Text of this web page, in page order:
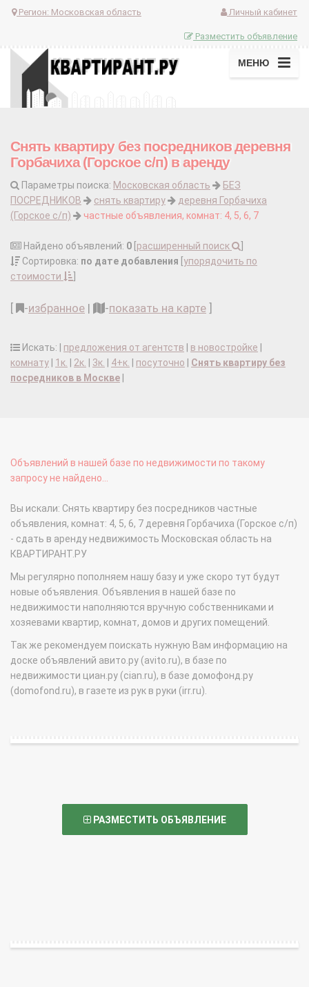
Регион: Московская область Личный кабинет
Разместить объявление
МЕНЮ
Снять квартиру без посредников деревня
Горбачиха (Горское с/п) в аренду
Параметры поиска: Московская область
БЕЗ
ПОСРЕДНИКОВ
снять квартиру
деревня Горбачиха
(Горское с/п)
частные объявления, комнат: 4, 5, 6, 7
Найдено объявлений: 0 расширенный поиск
Сортировка: по дате добавления упорядочить по
стоимости
-избранное | -показать на карте
Искать: | предложения от агентств в новостройке
комнату
1к. 2к. 3к. 4+к. посуточно
Снять квартиру без
посредников в Москве
Объявлений в нашей базе по недвижимости по такому
запросу не найдено...
Вы искали: Снять квартиру без посредников частные
объявления, комнат: 4, 5, 6, 7 деревня Горбачиха (Горское с/п)
- сдать в аренду недвижимость Московская область на
КВАРТИРАНТ.РУ
Мы регулярно пополняем нашу базу и уже скоро тут будут
новые объявления. Объявления в нашей базе по
недвижимости наполняются вручную собственниками и
хозяевами квартир, комнат, домов и других помещений.
Так же рекомендуем поискать нужную Вам информацию на
доске объявлений авито.ру (avito.ru), в базе по
недвижимости циан.ру (cian.ru), в базе домофонд.ру
(domofond.ru), в газете из рук в руки (irr.ru).
РАЗМЕСТИТЬ ОБЪЯВЛЕНИЕ